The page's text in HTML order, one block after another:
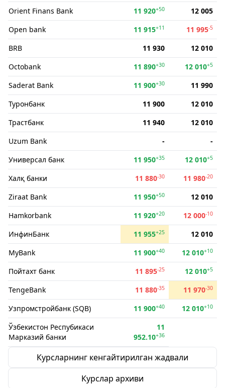
Orient Finans Bank
11 920+50
12 005
Open bank
11 915+11 11 995-5
BRB 11 930
12 010
Octobank
11 890+30 12 010+5
Saderat Bank 11 900+30
11 990
Туронбанк
11 900
12 010
Трастбанк
11 940
12 010
Uzum Bank
-
-
Универсал банк
11 950+35 12 010+5
Халқ банки 11 880-30 11 980-20
Ziraat Bank 11 950+50
12 010
Hamkorbank
11 920+20 12 000-10
ИнфинБанк 11 955+25
12 010
MyBank
11 900+40 12 010+10
Пойтахт банк 11 895-25 12 010+5
TengeBank 11 880-35 11 970-30
Узпромстройбанк (SQB) 11 900+40 12 010+10
Ўзбекистон Респубикаси
Марказий банки
11
952.10+36
Курсларнинг кенгайтирилган жадвали
Курслар архиви